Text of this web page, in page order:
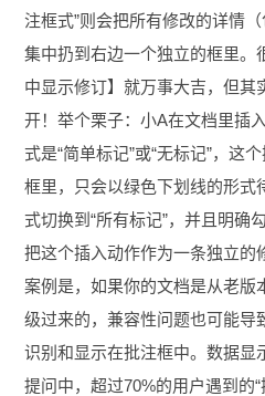
注框式”则会把所有修改的详情
集中扔到右边一个独立的框里。
中显示修订】就万事大吉，但其
开！举个栗子：小A在文档里插
式是“简单标记”或“无标记”，这
框里，只会以绿色下划线的形式
式切换到“所有标记”，并且明确
把这个插入动作作为一条独立的
案例是，如果你的文档是从老版
级过来的，兼容性问题也可能导
识别和显示在批注框中。数据显
提问中，超过70%的用户遇到的